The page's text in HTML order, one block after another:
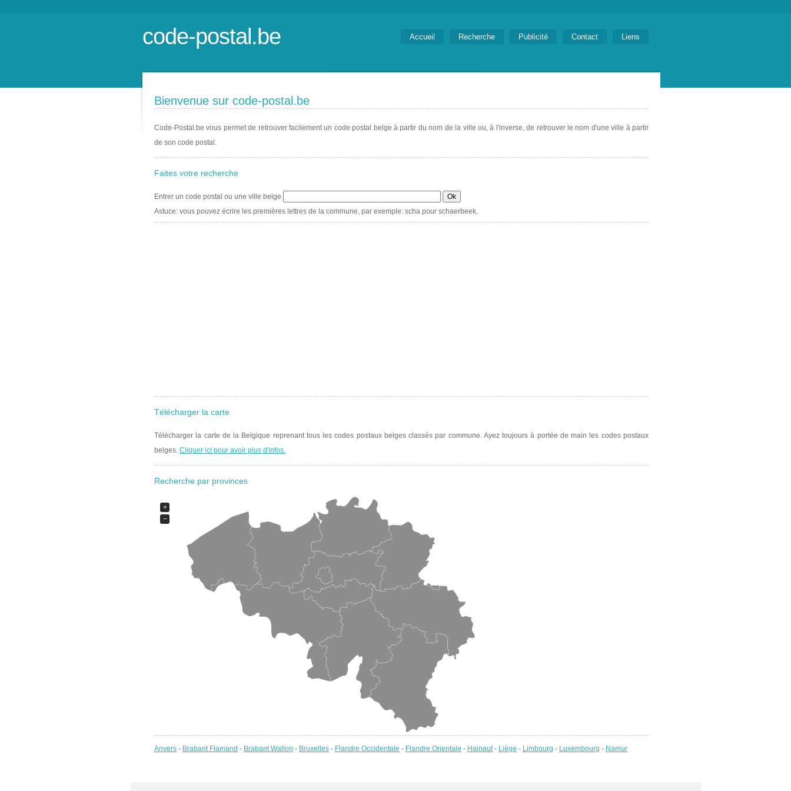
code-postal.be Accueil Recherche Publicité Contact Liens
Bienvenue sur code-postal.be
Code-Postal.be vous permet de retrouver facilement un code postal belge à partir du nom de la ville ou, à l'inverse, de retrouver le nom d'une ville à partir
de son code postal.
Faites votre recherche
Entrer un code postal ou une ville belge
Astuce: vous pouvez écrire les premières lettres de la commune, par exemple: scha pour schaerbeek.
Télécharger la carte
Télécharger la carte de la Belgique reprenant tous les codes postaux belges classés par commune. Ayez toujours à portée de main les codes postaux
belges. Cliquer ici pour avoir plus d'infos.
Recherche par provinces
+
−
Anvers - Brabant Flamand - Brabant Wallon - Bruxelles - Flandre Occidentale - Flandre Orientale - Hainaut- Liège - Limbourg - Luxembourg - Namur